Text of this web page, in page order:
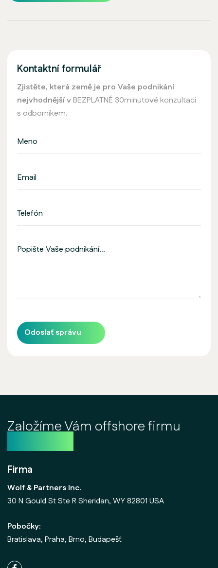
Kontaktní formulář
Zjistěte, která země je pro Vaše podnikání
nejvhodnějšív BEZPLATNÉ 30minutové konzultaci
s odborníkem.
Odoslať správu
Založíme Vám offshore firmu
Firma
Wolf & Partners Inc.
30 N Gould St Ste R Sheridan, WY 82801 USA
Pobočky:
Bratislava, Praha, Brno, Budapešť